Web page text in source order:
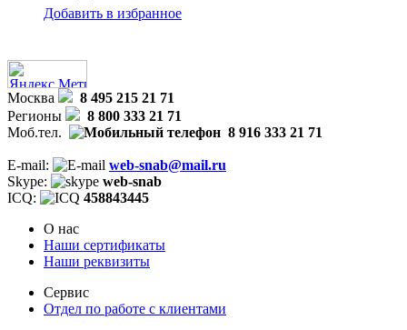
Добавить в избранное
Москва
8 495 215 21 71
Регионы
8 800 333 21 71
Моб.тел.
8 916 333 21 71
E-mail:
web-snab@mail.ru
Skype:
web-snab
ICQ:
458843445
О нас
Наши сертификаты
Наши реквизиты
Сервис
Отдел по работе с клиентами